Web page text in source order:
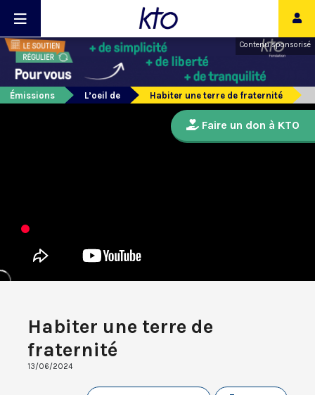
Contenu sponsorisé
Émissions L’oeil de Habiter une terre de fraternité
Habiter une terre de
fraternité
13/06/2024
Faire un don à KTO